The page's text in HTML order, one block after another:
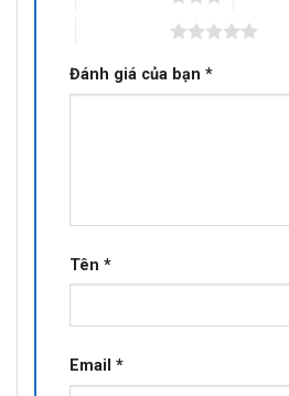
Đánh giá của bạn *
Tên *
Email *